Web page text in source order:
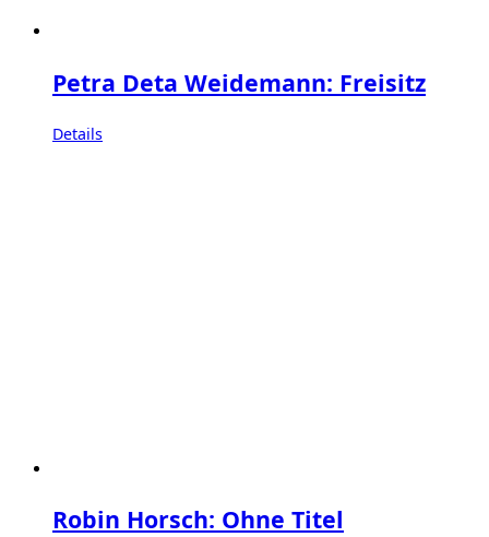
Petra Deta Weidemann: Freisitz
Details
Robin Horsch: Ohne Titel